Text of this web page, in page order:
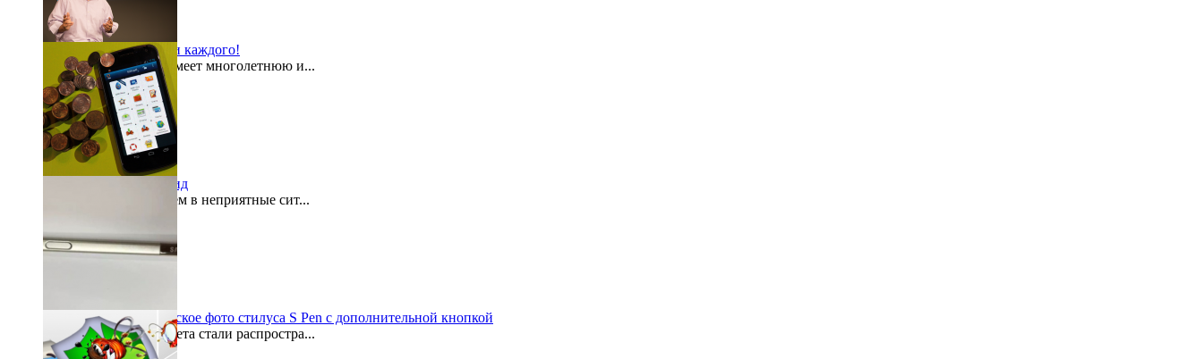
Windows 10 для всех и каждого!
Компания Microsoft имеет многолетнюю и...
2015-08-03
«Кошелек» на Андроид
Как часто мы попадаем в неприятные сит...
Galaxy Note 5: шпионское фото стилуса S Pen с дополнительной кнопкой
По просторам интернета стали распростра...
2015-07-27